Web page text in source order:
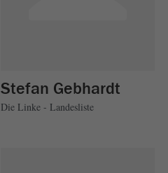
Stefan Gebhardt
Die Linke - Landesliste